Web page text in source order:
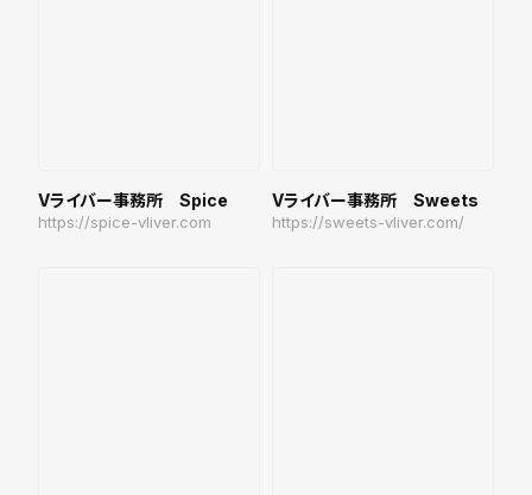
Vライバー事務所 Spice
https://spice-vliver.com
Vライバー事務所 Sweets
https://sweets-vliver.com/